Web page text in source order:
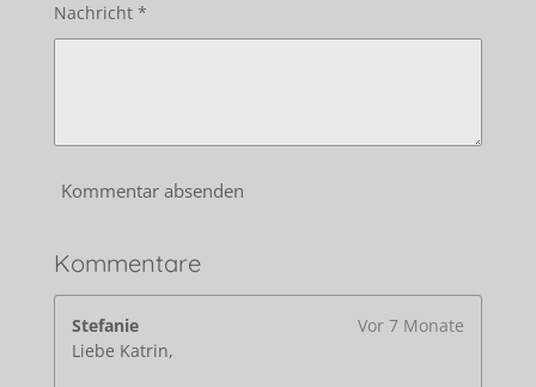
Nachricht *
Kommentar absenden
Kommentare
Stefanie
Vor 7 Monate
Liebe Katrin,